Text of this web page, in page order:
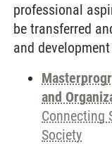
professional
be transferred
and
and
Connecting
Society